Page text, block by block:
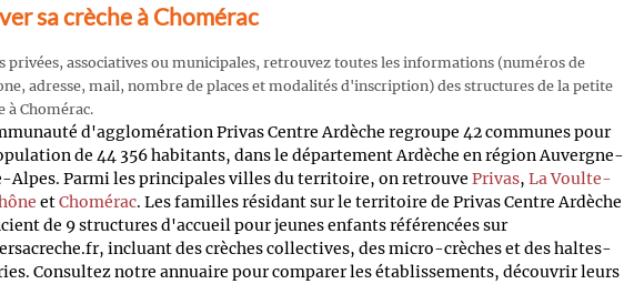
sa crèche à Chomérac
privées, associatives ou municipales, retrouvez toutes les informations (numéros de
adresse, mail, nombre de places et modalités d'inscription) des structures de la petite
à Chomérac.
d'agglomération Privas Centre Ardèche regroupe 42 communes pour
de 44 356 habitants, dans le département Ardèche en région Auvergne-
Alpes. Parmi les principales villes du territoire, on retrouve Privas, La Voulte-
etChomérac. Les familles résidant sur le territoire de Privas Centre Ardèche
de 9 structures d'accueil pour jeunes enfants référencées sur
incluant des crèches collectives, des micro-crèches et des haltes-
Consultez notre annuaire pour comparer les établissements, découvrir leurs